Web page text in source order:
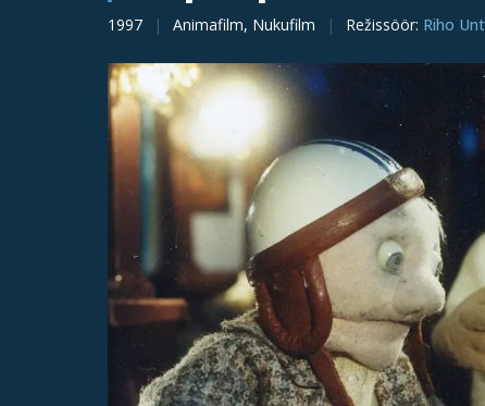
1997 Animafilm, Nukufilm Režissöör: Riho Unt